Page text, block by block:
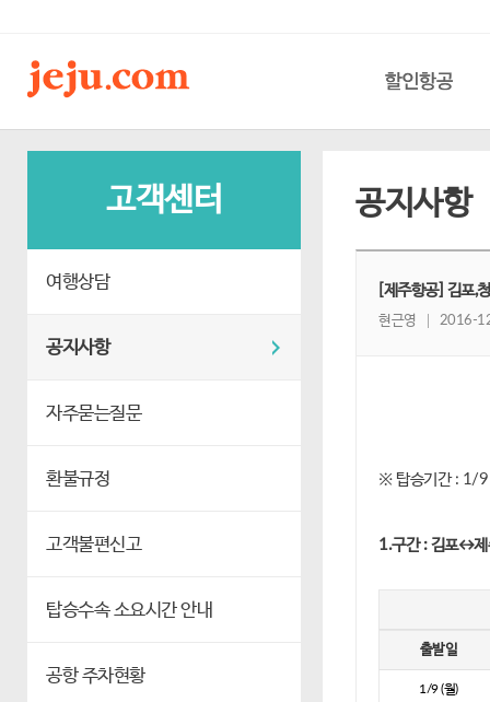
할인항공
고객센터
여행상담
공지사항
자주묻는질문
환불규정
고객불편신고
탑승수속 소요시간 안내
공항 주차현황
공지사항
[제주항공] 김포,
현근영 2016-
※ 탑승기간 : 1/
1.구간 : 김포↔제
출발일
1/9 (월)